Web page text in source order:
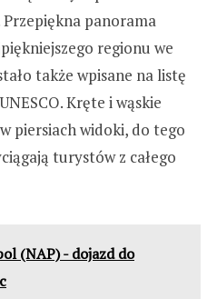
Przepiękna panorama
regionu we
także wpisane na listę
Kręte i wąskie
piersiach widoki, do tego
turystów z całego
(NAP) - dojazd do